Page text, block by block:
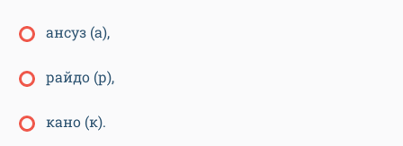
ансуз (а),
райдо (р),
кано (к).